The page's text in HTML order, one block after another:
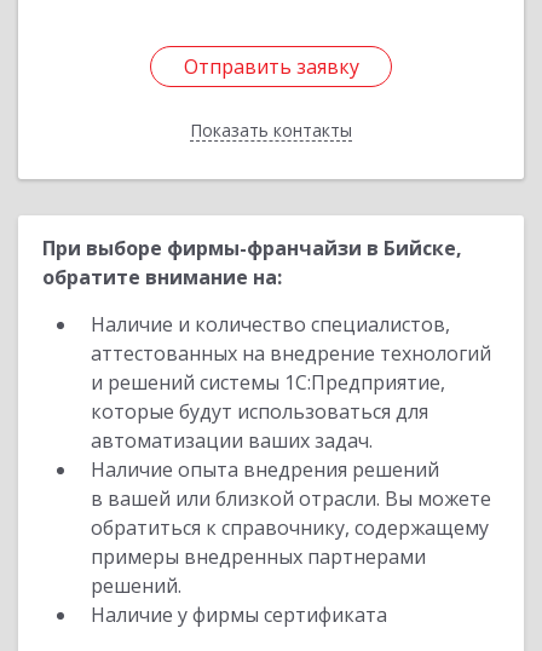
Отправить заявку
Показать контакты
Отправить заявку
Назад
При выборе фирмы-франчайзи в Бийске,
обратите внимание на:
Наличие и количество специалистов,
аттестованных на внедрение технологий
и решений системы 1С:Предприятие,
которые будут использоваться для
автоматизации ваших задач.
Наличие опыта внедрения решений
в вашей или близкой отрасли. Вы можете
обратиться к справочнику, содержащему
примеры внедренных партнерами
решений.
Наличие у фирмы сертификата